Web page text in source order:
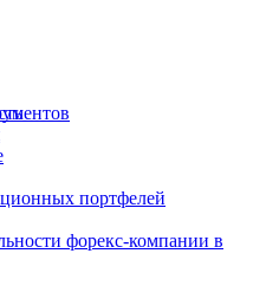
портфелей
форекс-компании в